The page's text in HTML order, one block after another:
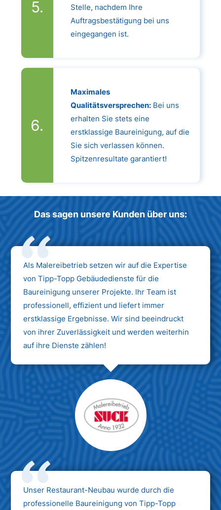
Stelle, nachdem Ihre
Auftragsbestätigung bei uns
eingegangen ist.
Maximales
Qualitätsversprechen:Bei uns
erhalten Sie stets eine
erstklassige Baureinigung, auf die
Sie sich verlassen können.
Spitzenresultate garantiert!
Das sagen unsere Kunden über uns:
Als Malereibetrieb setzen wir auf die Expertise
von Tipp-Topp Gebäudedienste für die
Baureinigung unserer Projekte. Ihr Team ist
professionell, effizient und liefert immer
erstklassige Ergebnisse. Wir sind beeindruckt
von ihrer Zuverlässigkeit und werden weiterhin
auf ihre Dienste zählen!
Unser Restaurant-Neubau wurde durch die
professionelle Baureinigung von Tipp-Topp